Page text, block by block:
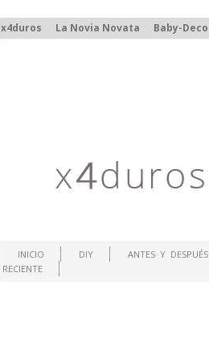
x4duros La Novia Novata Baby-Deco
INICIO DIY ANTES Y DESPUÉS
RECIENTE